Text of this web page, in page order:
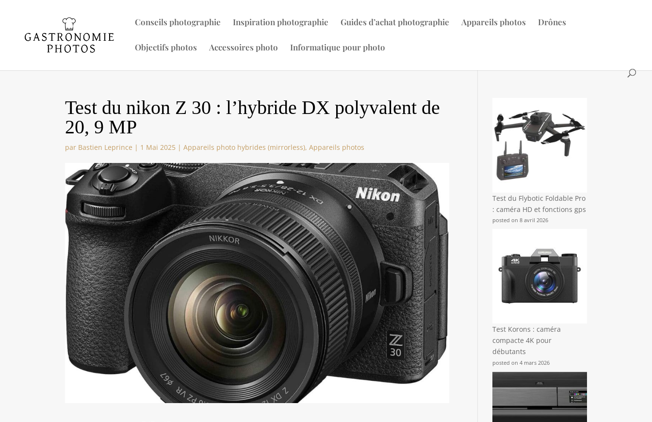
Conseils photographie Inspiration photographie Guides d’achat photographie Appareils photos Drônes
Objectifs photos Accessoires photo Informatique pour photo
Test du nikon Z 30 : l’hybride DX polyvalent de
20, 9 MP
par Bastien Leprince | 1 Mai 2025 |Appareils photo hybrides (mirrorless),Appareils photos
Test du Flybotic Foldable Pro
: caméra HD et fonctions gps
posted on 8 avril 2026
Test Korons : caméra
compacte 4K pour
débutants
posted on 4 mars 2026